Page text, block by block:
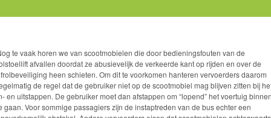
te vaak horen we van scootmobielen die door bedieningsfouten van de
afvallen doordat ze abusievelijk de verkeerde kant op rijden en over de
heen schieten. Om dit te voorkomen hanteren vervoerders daarom
de regel dat de gebruiker niet op de scootmobiel mag blijven zitten bij
en uitstappen. De gebruiker moet dan afstappen om “lopend” het voertuig
gaan. Voor sommige passagiers zijn de instaptreden van de bus echter een